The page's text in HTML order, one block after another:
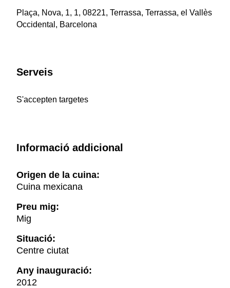
Plaça, Nova, 1, 1, 08221, Terrassa, Terrassa, el Vallès
Occidental, Barcelona
Serveis
S'accepten targetes
Informació addicional
Origen de la cuina:
Cuina mexicana
Preu mig:
Mig
Situació:
Centre ciutat
Any inauguració:
2012